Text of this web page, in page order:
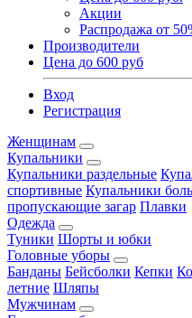
Акции
Распродажа от
Производители
Цена до 600 руб
Вход
Регистрация
Женщинам
Купальники
Купальники раздельные
спортивные Купальники
пропускающие загар Плавки
Одежда
Туники Шорты и юбки
Головные уборы
Банданы Бейсболки Кепки
летние Шляпы
Мужчинам